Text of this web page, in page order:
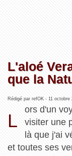
L'aloé
que la
Rédigé par refOK - 11 octobre
L
ors d'un
visiter une
là que j'ai
et toutes ses